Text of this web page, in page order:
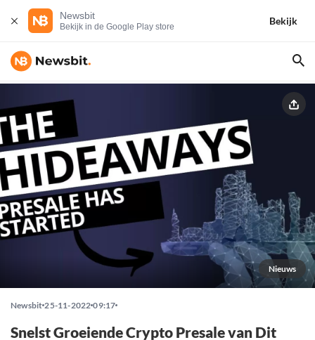
Newsbit
Bekijk in de Google Play store
Bekijk
Nieuws
Newsbit 25-11-2022 09:17
Snelst Groeiende Crypto Presale van Dit